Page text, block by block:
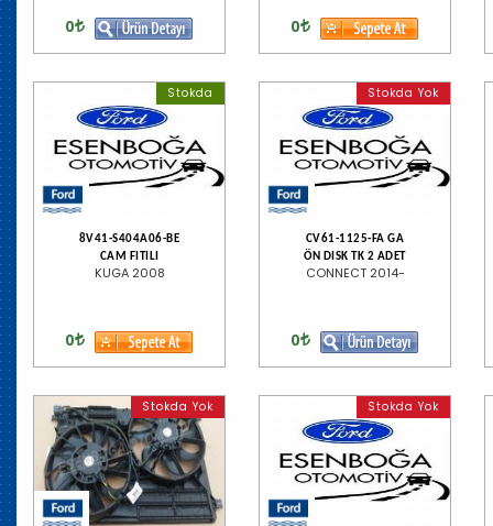
0 0
Stokda
8V41-S404A06-BE
CAM FITILI
KUGA 2008
0
Stokda Yok
CV61-1125-FA GA
ÖN DISK TK 2 ADET
CONNECT 2014-
0
Stokda Yok Stokda Yok